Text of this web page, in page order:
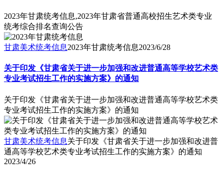
2023年甘肃统考信息,2023年甘肃省普通高校招生艺术类专业
统考综合排名查询公告
甘肃美术统考信息2023年甘肃统考信息2023/6/28
关于印发《甘肃省关于进一步加强和改进普通高等学校艺术类
专业考试招生工作的实施方案》的通知
关于印发《甘肃省关于进一步加强和改进普通高等学校艺术类
专业考试招生工作的实施方案》的通知
甘肃美术统考信息关于印发《甘肃省关于进一步加强和改进普
通高等学校艺术类专业考试招生工作的实施方案》的通知
2023/4/26